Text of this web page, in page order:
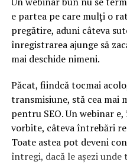
URMATORUL
Banii trimişi în ţară de
cinstită, nu din activităţi
Piața alimentelor
5% în 2018
e partea pe care mulți o
pregătire, aduni câteva
înregistrarea ajunge să
mai deschide nimeni.
Păcat, fiindcă tocmai
transmisiune, stă cea mai
pentru SEO. Un webinar
vorbite, câteva întrebări
Toate astea pot deveni
întregi, dacă le așezi unde